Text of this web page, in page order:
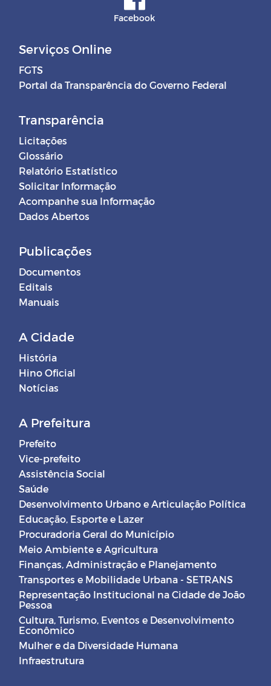
Facebook
Serviços Online
FGTS
Portal da Transparência do Governo Federal
Transparência
Licitações
Glossário
Relatório Estatístico
Solicitar Informação
Acompanhe sua Informação
Dados Abertos
Publicações
Documentos
Editais
Manuais
A Cidade
História
Hino Oficial
Notícias
A Prefeitura
Prefeito
Vice-prefeito
Assistência Social
Saúde
Desenvolvimento Urbano e Articulação Política
Educação, Esporte e Lazer
Procuradoria Geral do Município
Meio Ambiente e Agricultura
Finanças, Administração e Planejamento
Transportes e Mobilidade Urbana - SETRANS
Representação Institucional na Cidade de João
Pessoa
Cultura, Turismo, Eventos e Desenvolvimento
Econômico
Mulher e da Diversidade Humana
Infraestrutura